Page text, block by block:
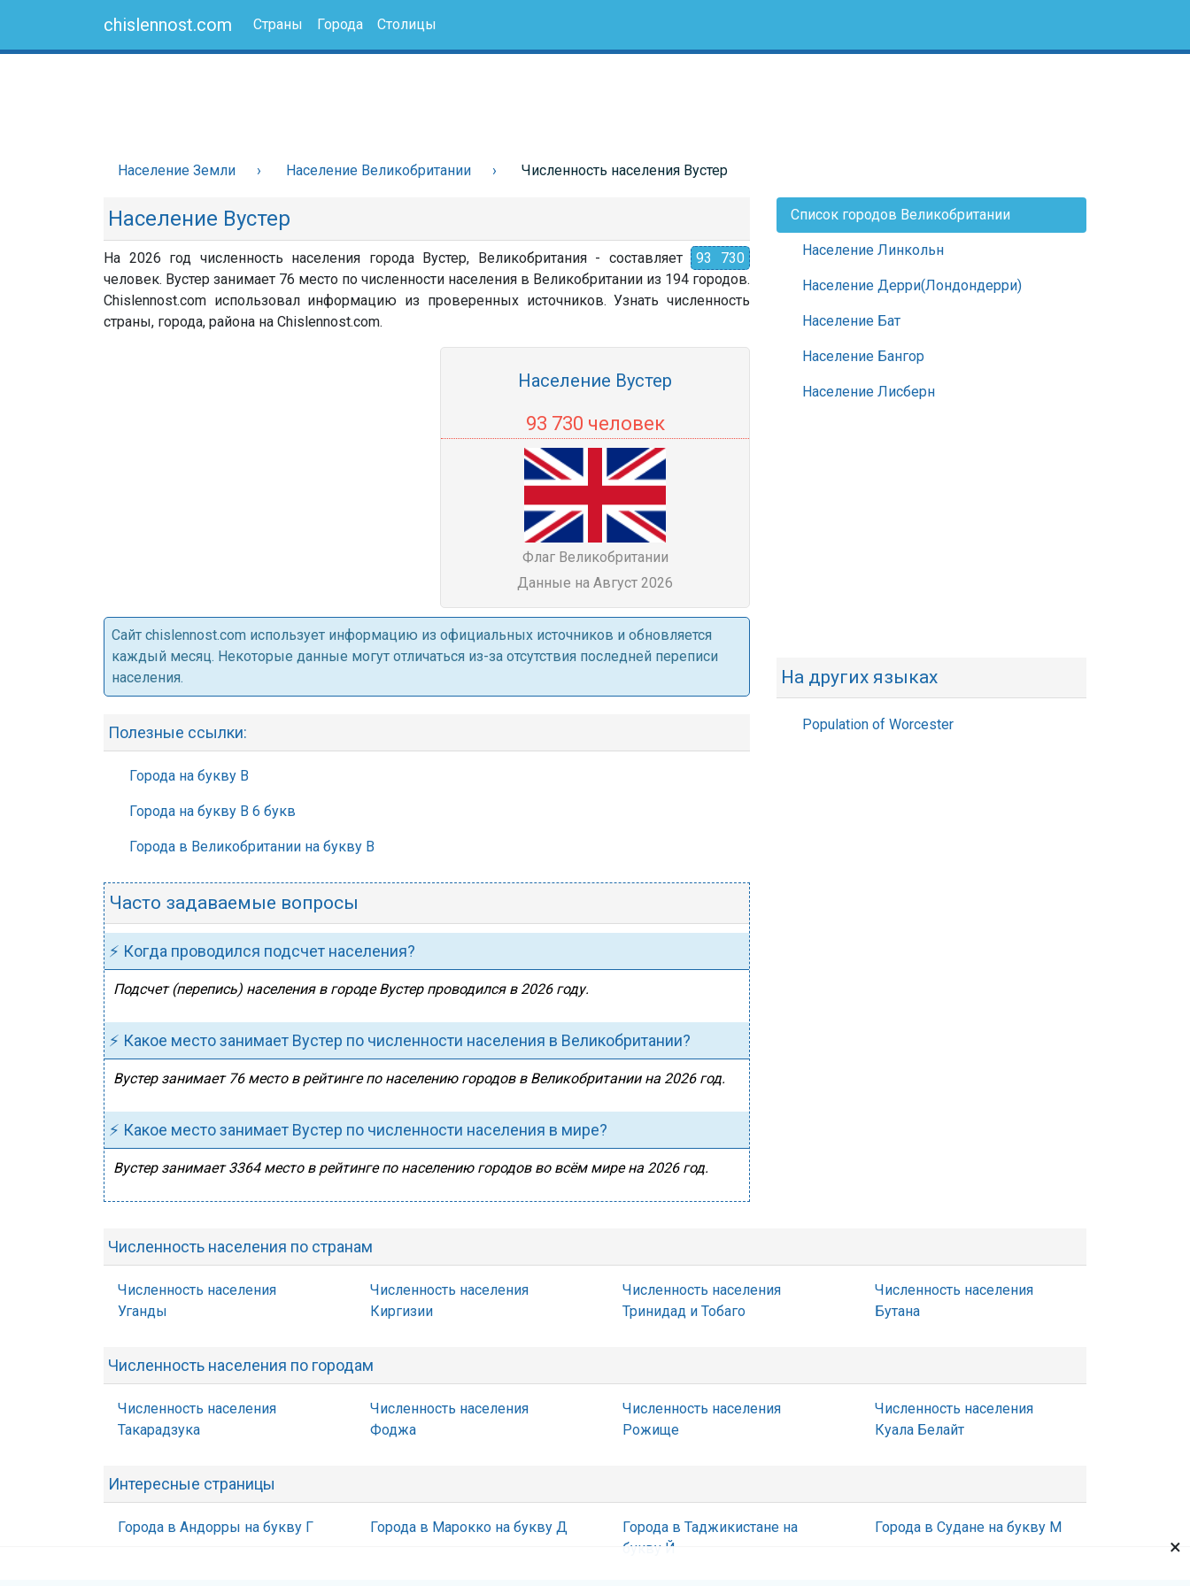
chislennost.com Страны Города Столицы
Население Земли Население Великобритании Численность населения Вустер
Население Вустер
На 2026 год численность населения города Вустер, Великобритания - составляет 93 730
человек. Вустер занимает 76 место по численности населения в Великобритании из 194 городов.
Chislennost.com использовал информацию из проверенных источников. Узнать численность
страны, города, района на Chislennost.com.
Население Вустер
93 730 человек
Флаг Великобритании
Данные на Август 2026
Cайт chislennost.com использует информацию из официальных источников и обновляется
каждый месяц. Некоторые данные могут отличаться из-за отсутствия последней переписи
населения.
Полезные ссылки:
Города на букву В
Города на букву В 6 букв
Города в Великобритании на букву В
Часто задаваемые вопросы
⚡ Когда проводился подсчет населения?
Подсчет (перепись) населения в городе Вустер проводился в 2026 году.
⚡ Какое место занимает Вустер по численности населения в Великобритании?
Вустер занимает 76 место в рейтинге по населению городов в Великобритании на 2026 год.
⚡ Какое место занимает Вустер по численности населения в мире?
Вустер занимает 3364 место в рейтинге по населению городов во всём мире на 2026 год.
Список городов Великобритании
Население Линкольн
Население Дерри(Лондондерри)
Население Бат
Население Бангор
Население Лисберн
На других языках
Population of Worcester
Численность населения по странам
Численность населения
Уганды
Численность населения
Киргизии
Численность населения
Тринидад и Тобаго
Численность населения
Бутана
Численность населения по городам
Численность населения
Такарадзука
Численность населения
Фоджа
Численность населения
Рожище
Численность населения
Куала Белайт
Интересные страницы
Города в Андорры на букву Г Города в Марокко на букву Д
Города в Таджикистане на
букву Й
Города в Судане на букву М
×